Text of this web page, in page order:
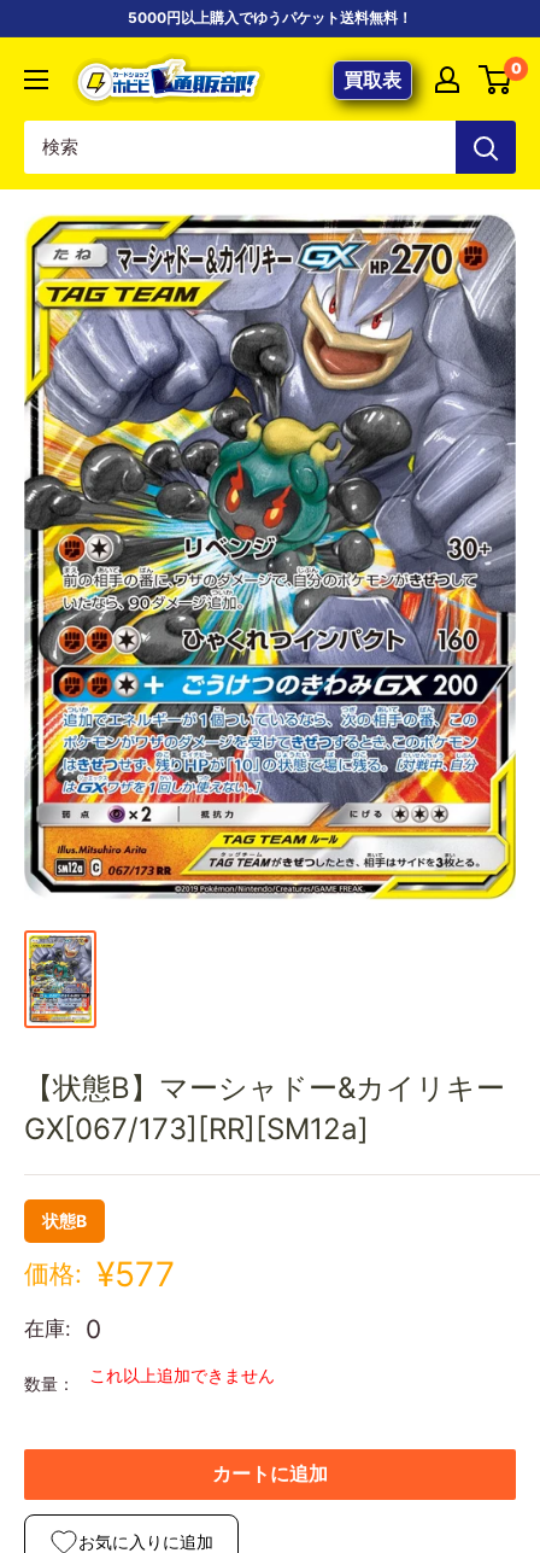
5000円以上購入でゆうパケット送料無料！
【ポ
ケ
専
門
店】
カ
ー
ド
シ
ョ
ッ
プ
ホ
ビ
ビ
通
販
部
買取表 0
【状態B】マーシャドー&カイリキー
GX[067/173][RR][SM12a]
状態B
価格: ¥577
在庫: 0
数量： これ以上追加できません
カートに追加
お気に入りに追加